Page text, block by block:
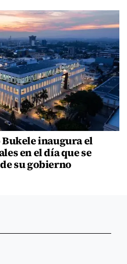
inaugura el
en el día que se
su gobierno